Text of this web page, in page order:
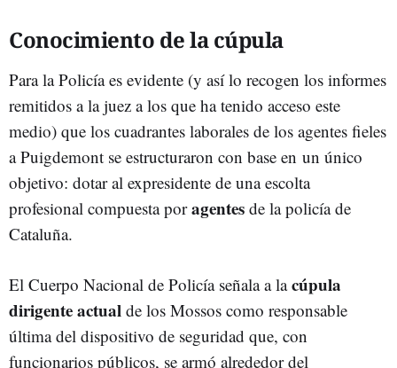
Conocimiento de la cúpula
Para la Policía es evidente (y así lo recogen los informes
remitidos a la juez a los que ha tenido acceso este
medio) que los cuadrantes laborales de los agentes fieles
a Puigdemont se estructuraron con base en un único
objetivo: dotar al expresidente de una escolta
profesional compuesta poragentes de la policía de
Cataluña.
El Cuerpo Nacional de Policía señala a lacúpula
dirigente actual de los Mossos como responsable
última del dispositivo de seguridad que, con
funcionarios públicos, se armó alrededor del